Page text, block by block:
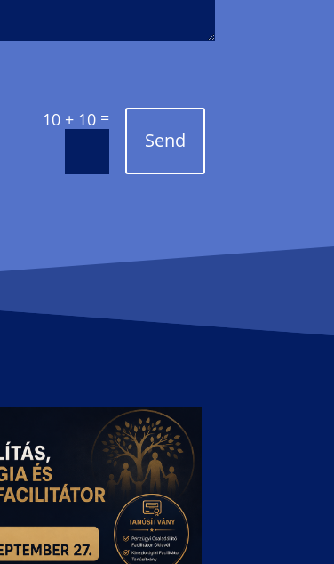
10 + 10=
Send